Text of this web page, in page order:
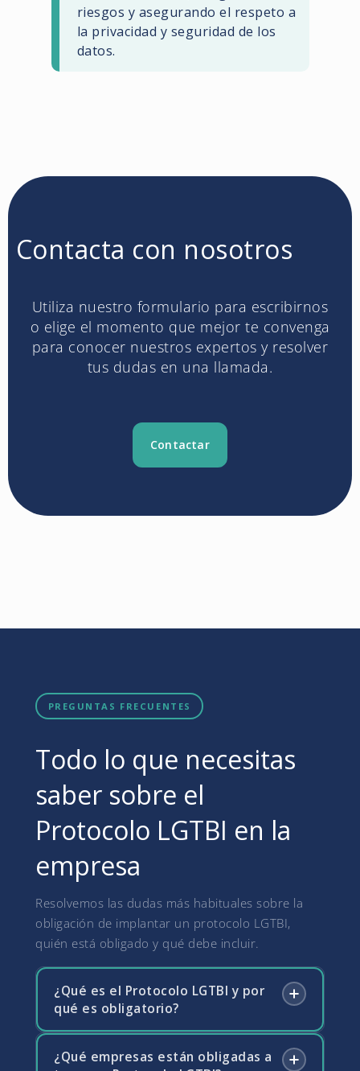
riesgos y asegurando el respeto a
la privacidad y seguridad de los
datos.
Contacta con nosotros
Utiliza nuestro formulario para escribirnos
o elige el momento que mejor te convenga
para conocer nuestros expertos y resolver
tus dudas en una llamada.
Contactar
PREGUNTAS FRECUENTES
Todo lo que necesitas
saber sobre el
Protocolo LGTBI en la
empresa
Resolvemos las dudas más habituales sobre la
obligación de implantar un protocolo LGTBI,
quién está obligado y qué debe incluir.
¿Qué es el Protocolo LGTBI y por
qué es obligatorio?
El Protocolo LGTBI es el conjunto de medidas
¿Qué empresas están obligadas a